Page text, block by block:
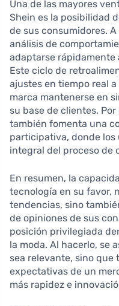
Una de las mayores
Shein es la posibilidad
de sus consumidores.
análisis de
adaptarse rápidamente
Este ciclo de
ajustes en tiempo real
marca mantenerse en
su base de clientes.
también fomenta una
participativa, donde los
integral del proceso de
En resumen, la
tecnología en su favor,
tendencias, sino
de opiniones de sus
posición privilegiada
la moda. Al hacerlo, se
sea relevante, sino que
expectativas de un
más rapidez e